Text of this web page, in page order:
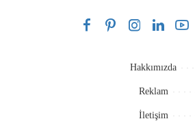
Hakkımızda
Reklam
İletişim